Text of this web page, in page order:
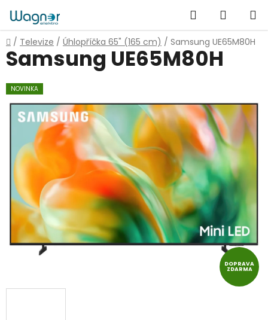
na
obsah
Hledat
KOŠÍK
Domů
/ Televize / Úhlopříčka 65" (165 cm) / Samsung UE65M80H
Samsung UE65M80H
NOVINKA
DOPRAVA
ZDARMA